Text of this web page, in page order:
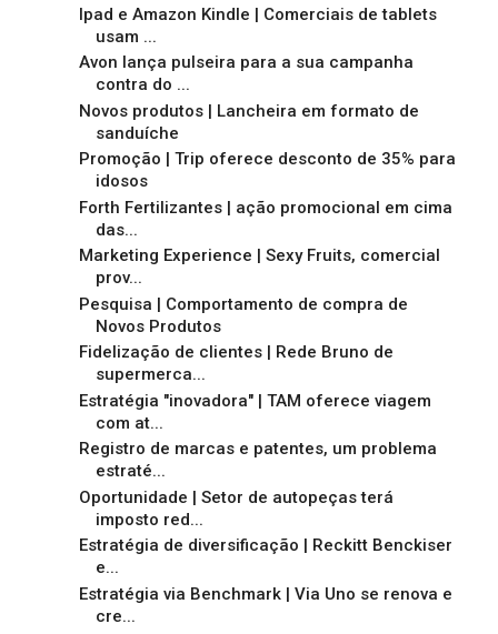
Ipad e Amazon Kindle | Comerciais de tablets
usam ...
Avon lança pulseira para a sua campanha
contra do ...
Novos produtos | Lancheira em formato de
sanduíche
Promoção | Trip oferece desconto de 35% para
idosos
Forth Fertilizantes | ação promocional em cima
das...
Marketing Experience | Sexy Fruits, comercial
prov...
Pesquisa | Comportamento de compra de
Novos Produtos
Fidelização de clientes | Rede Bruno de
supermerca...
Estratégia "inovadora" | TAM oferece viagem
com at...
Registro de marcas e patentes, um problema
estraté...
Oportunidade | Setor de autopeças terá
imposto red...
Estratégia de diversificação | Reckitt Benckiser
e...
Estratégia via Benchmark | Via Uno se renova e
cre...